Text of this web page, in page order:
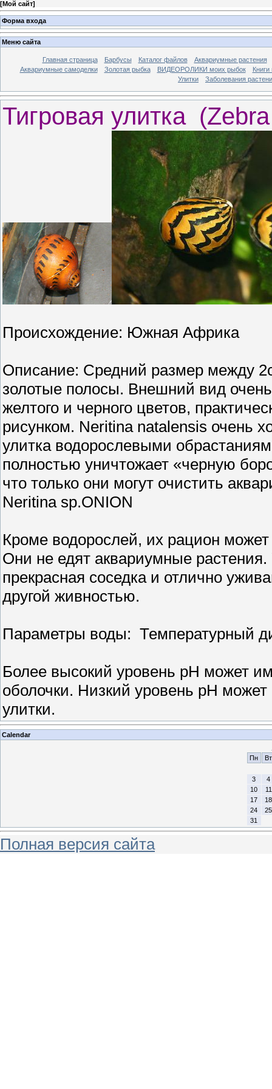
[Мой сайт]
Форма входа
Меню сайта
Главная страница Барбусы Каталог файлов
Аквариумные растения
Аквариумные самоделки
Золотая рыбка ВИДЕОРОЛИКИ моих рыбок
Улитки
Заболевания
Тигровая улитка
Происхождение: Южная Африка
Описание: Средний размер между
золотые полосы. Внешний вид очень
желтого и черного цветов,
рисунком. Neritina natalensis очень
улитка водорослевыми
полностью уничтожает «черную
что только они могут очистить
Neritina sp.ONION
Кроме водорослей, их рацион
Они не едят аквариумные
прекрасная соседка и отлично
другой живностью.
Параметры воды: Температурный
Более высокий уровень рН может
оболочки. Низкий уровень рН
улитки.
Calendar
Пн
Вт
3
4
10
11
17
18
24
25
31
Полная версия сайта